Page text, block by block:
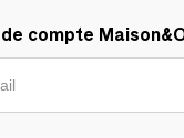
compte